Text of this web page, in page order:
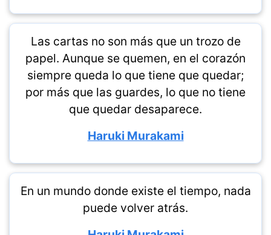
Las cartas no son más que un trozo de
papel. Aunque se quemen, en el corazón
siempre queda lo que tiene que quedar;
por más que las guardes, lo que no tiene
que quedar desaparece.
Haruki Murakami
En un mundo donde existe el tiempo, nada
puede volver atrás.